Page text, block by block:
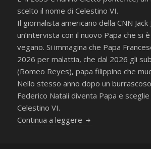
scelto il nome di Celestino VI.
Il giornalista americano della CNN
un’intervista con il nuovo Papa che si
vegano. Si immagina che Papa
2026 per malattia, che dal 2026 gli
(Romeo Reyes), papa filippino che
Nello stesso anno dopo un
Federico Natali diventa Papa e
Celestino VI.
Continua a leggere Intervista al Papa